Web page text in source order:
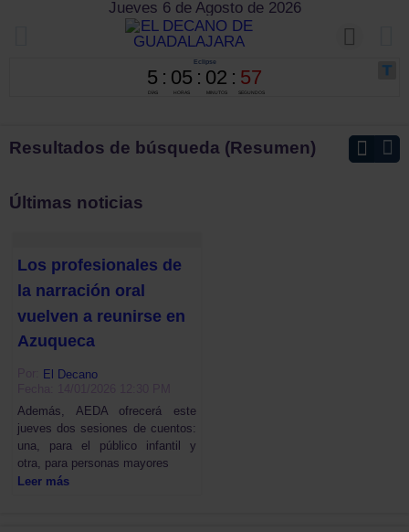
Jueves 6 de Agosto de 2026
Resultados de búsqueda (Resumen)
Últimas noticias
Los profesionales de
la narración oral
vuelven a reunirse en
Azuqueca
El Decano
Además, AEDA ofrecerá este
jueves dos sesiones de cuentos:
una, para el público infantil y
otra, para personas mayores
Leer más